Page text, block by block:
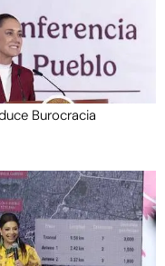
Burocracia